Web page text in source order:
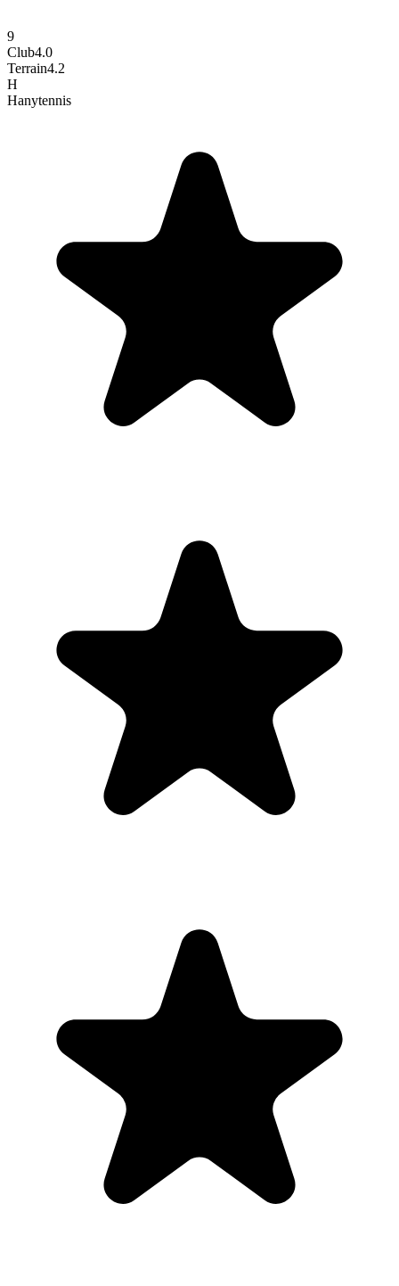
9
Club4.0
Terrain4.2
H
Hanytennis